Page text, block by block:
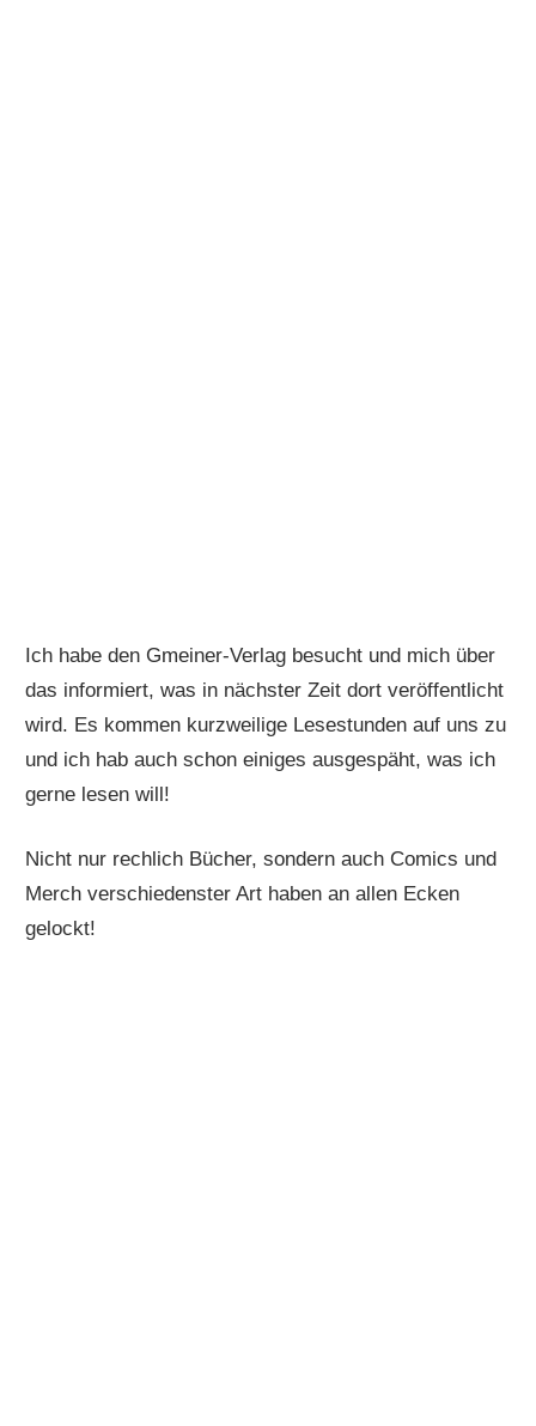
Ich habe den Gmeiner-Verlag besucht und mich über
das informiert, was in nächster Zeit dort veröffentlicht
wird. Es kommen kurzweilige Lesestunden auf uns zu
und ich hab auch schon einiges ausgespäht, was ich
gerne lesen will!
Nicht nur rechlich Bücher, sondern auch Comics und
Merch verschiedenster Art haben an allen Ecken
gelockt!